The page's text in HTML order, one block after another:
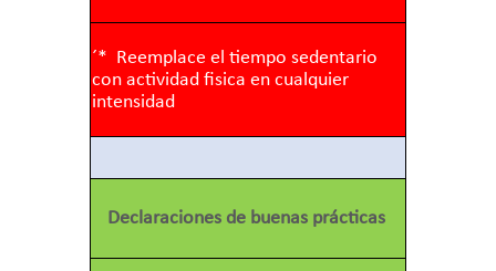
´* Reemplace el tiempo sedentario
con actividad fisica en cualquier
intensidad
Declaraciones de buenas prácticas